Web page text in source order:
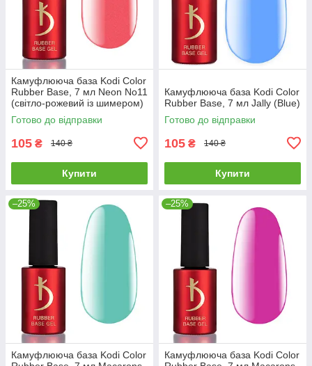
Камуфлююча база Kodi Color
Rubber Base, 7 мл Neon No11
(світло-рожевий із шимером)
Готово до відправки
105 ₴ 140 ₴
Купити
Камуфлююча база Kodi Color
Rubber Base, 7 мл Jally (Blue)
Готово до відправки
105 ₴ 140 ₴
Купити
–25%
Камуфлююча база Kodi Color
–25%
Камуфлююча база Kodi Color